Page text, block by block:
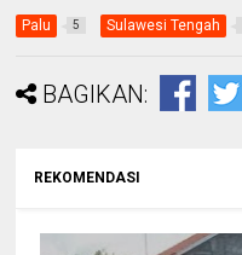
Palu 5 Sulawesi Tengah
BAGIKAN:
REKOMENDASI